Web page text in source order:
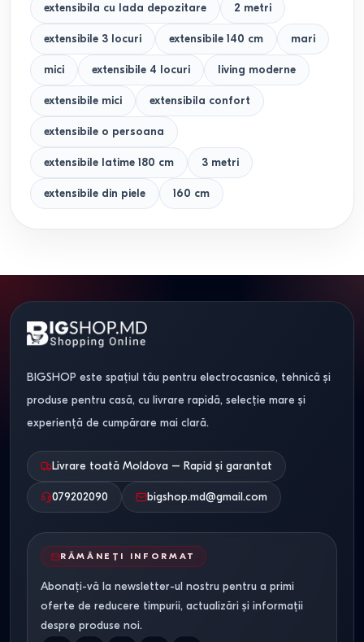
extensibila cu lada depozitare 2 metri
extensibile 3 locuri extensibile 140 cm mari
mici extensibile 4 locuri living moderne
extensibile mici extensibila confort
extensibile o persoana
extensibile latime 180 cm 3 metri
extensibile din piele 160 cm
BIGSHOP este spațiul tău pentru electrocasnice, tehnică și
produse pentru casă, cu livrare rapidă, selecție mare și
experiență de cumpărare mai clară.
Livrare toată Moldova – Rapid și garantat
079202090 bigshop.md@gmail.com
RĂMÂNEȚI INFORMAT
Abonați-vă la newsletter-ul nostru pentru a primi
oferte de reducere timpurii, actualizări și informații
despre produse noi.